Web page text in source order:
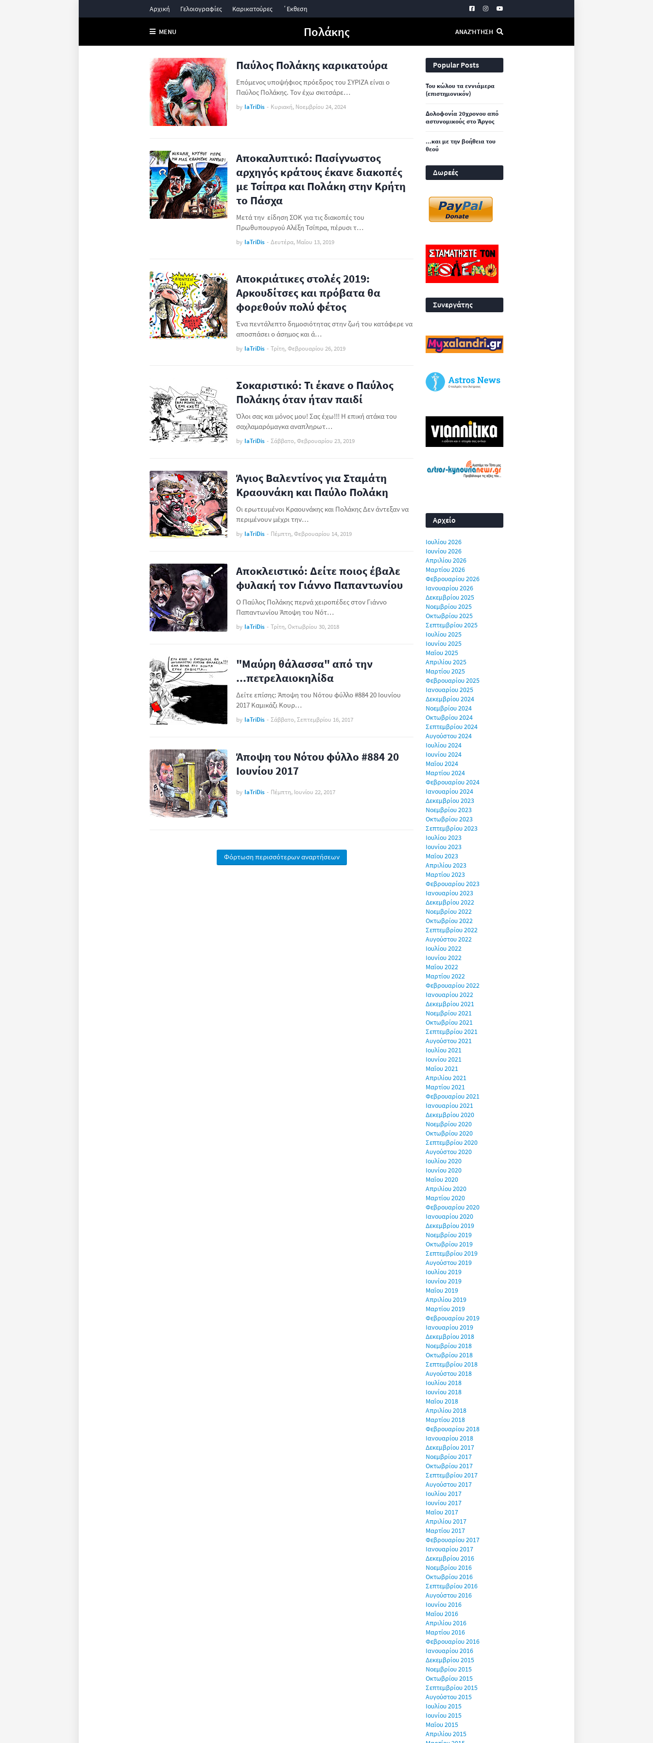
Αρχική Γελοιογραφίες Καρικατούρες ΄Εκθεση
MENU Πολάκης ΑΝΑΖΉΤΗΣΗ
Παύλος Πολάκης καρικατούρα
Επόμενος υποψήφιος πρόεδρος του ΣΥΡΙΖΑ είναι ο
Παύλος Πολάκης. Τον έχω σκιτσάρε…
by IaTriDis - Κυριακή, Νοεμβρίου 24, 2024
Αποκαλυπτικό: Πασίγνωστος
αρχηγός κράτους έκανε διακοπές
με Τσίπρα και Πολάκη στην Κρήτη
το Πάσχα
Μετά την είδηση ΣΟΚ για τις διακοπές του
Πρωθυπουργού Αλέξη Τσίπρα, πέρυσι τ…
by IaTriDis - Δευτέρα, Μαΐου 13, 2019
Αποκριάτικες στολές 2019:
Αρκουδίτσες και πρόβατα θα
φορεθούν πολύ φέτος
Ένα πεντάλεπτο δημοσιότητας στην ζωή του κατάφερε να
αποσπάσει ο άσημος και ά…
by IaTriDis - Τρίτη, Φεβρουαρίου 26, 2019
Σοκαριστικό: Τι έκανε ο Παύλος
Πολάκης όταν ήταν παιδί
Όλοι σας και μόνος μου! Σας έχω!!! Η επική ατάκα του
σαχλαμαρόμαγκα αναπληρωτ…
by IaTriDis - Σάββατο, Φεβρουαρίου 23, 2019
Άγιος Βαλεντίνος για Σταμάτη
Κραουνάκη και Παύλο Πολάκη
Οι ερωτευμένοι Κραουνάκης και Πολάκης Δεν άντεξαν να
περιμένουν μέχρι την…
by IaTriDis - Πέμπτη, Φεβρουαρίου 14, 2019
Αποκλειστικό: Δείτε ποιος έβαλε
φυλακή τον Γιάννο Παπαντωνίου
Ο Παύλος Πολάκης περνά χειροπέδες στον Γιάννο
Παπαντωνίου Άποψη του Νότ…
by IaTriDis - Τρίτη, Οκτωβρίου 30, 2018
"Μαύρη θάλασσα" από την
...πετρελαιοκηλίδα
Δείτε επίσης: Άποψη του Νότου φύλλο #884 20 Ιουνίου
2017 Καμικάζι Κουρ…
by IaTriDis - Σάββατο, Σεπτεμβρίου 16, 2017
Άποψη του Νότου φύλλο #884 20
Ιουνίου 2017
by IaTriDis - Πέμπτη, Ιουνίου 22, 2017
Φόρτωση περισσότερων αναρτήσεων
Popular Posts
Του κώλου τα εννιάμερα
(επιστημονικόν)
Δολοφονία 20χρονου από
αστυνομικούς στο Άργος
...και με την βοήθεια του
θεού
Δωρεές
Συνεργάτης
Αρχείο
Ιουλίου 2026
Ιουνίου 2026
Απριλίου 2026
Μαρτίου 2026
Φεβρουαρίου 2026
Ιανουαρίου 2026
Δεκεμβρίου 2025
Νοεμβρίου 2025
Οκτωβρίου 2025
Σεπτεμβρίου 2025
Ιουλίου 2025
Ιουνίου 2025
Μαΐου 2025
Απριλίου 2025
Μαρτίου 2025
Φεβρουαρίου 2025
Ιανουαρίου 2025
Δεκεμβρίου 2024
Νοεμβρίου 2024
Οκτωβρίου 2024
Σεπτεμβρίου 2024
Αυγούστου 2024
Ιουλίου 2024
Ιουνίου 2024
Μαΐου 2024
Μαρτίου 2024
Φεβρουαρίου 2024
Ιανουαρίου 2024
Δεκεμβρίου 2023
Νοεμβρίου 2023
Οκτωβρίου 2023
Σεπτεμβρίου 2023
Ιουλίου 2023
Ιουνίου 2023
Μαΐου 2023
Απριλίου 2023
Μαρτίου 2023
Φεβρουαρίου 2023
Ιανουαρίου 2023
Δεκεμβρίου 2022
Νοεμβρίου 2022
Οκτωβρίου 2022
Σεπτεμβρίου 2022
Αυγούστου 2022
Ιουλίου 2022
Ιουνίου 2022
Μαΐου 2022
Μαρτίου 2022
Φεβρουαρίου 2022
Ιανουαρίου 2022
Δεκεμβρίου 2021
Νοεμβρίου 2021
Οκτωβρίου 2021
Σεπτεμβρίου 2021
Αυγούστου 2021
Ιουλίου 2021
Ιουνίου 2021
Μαΐου 2021
Απριλίου 2021
Μαρτίου 2021
Φεβρουαρίου 2021
Ιανουαρίου 2021
Δεκεμβρίου 2020
Νοεμβρίου 2020
Οκτωβρίου 2020
Σεπτεμβρίου 2020
Αυγούστου 2020
Ιουλίου 2020
Ιουνίου 2020
Μαΐου 2020
Απριλίου 2020
Μαρτίου 2020
Φεβρουαρίου 2020
Ιανουαρίου 2020
Δεκεμβρίου 2019
Νοεμβρίου 2019
Οκτωβρίου 2019
Σεπτεμβρίου 2019
Αυγούστου 2019
Ιουλίου 2019
Ιουνίου 2019
Μαΐου 2019
Απριλίου 2019
Μαρτίου 2019
Φεβρουαρίου 2019
Ιανουαρίου 2019
Δεκεμβρίου 2018
Νοεμβρίου 2018
Οκτωβρίου 2018
Σεπτεμβρίου 2018
Αυγούστου 2018
Ιουλίου 2018
Ιουνίου 2018
Μαΐου 2018
Απριλίου 2018
Μαρτίου 2018
Φεβρουαρίου 2018
Ιανουαρίου 2018
Δεκεμβρίου 2017
Νοεμβρίου 2017
Οκτωβρίου 2017
Σεπτεμβρίου 2017
Αυγούστου 2017
Ιουλίου 2017
Ιουνίου 2017
Μαΐου 2017
Απριλίου 2017
Μαρτίου 2017
Φεβρουαρίου 2017
Ιανουαρίου 2017
Δεκεμβρίου 2016
Νοεμβρίου 2016
Οκτωβρίου 2016
Σεπτεμβρίου 2016
Αυγούστου 2016
Ιουνίου 2016
Μαΐου 2016
Απριλίου 2016
Μαρτίου 2016
Φεβρουαρίου 2016
Ιανουαρίου 2016
Δεκεμβρίου 2015
Νοεμβρίου 2015
Οκτωβρίου 2015
Σεπτεμβρίου 2015
Αυγούστου 2015
Ιουλίου 2015
Ιουνίου 2015
Μαΐου 2015
Απριλίου 2015